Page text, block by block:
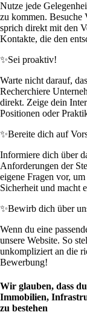
Nutze jede
zu kommen. Besuche
sprich direkt mit den
Kontakte, die den
✨Sei proaktiv!
Warte nicht darauf,
Recherchiere
direkt. Zeige dein
Positionen oder
✨Bereite dich auf
Informiere dich über
Anforderungen der
eigene Fragen vor,
Sicherheit und macht
✨Bewirb dich über
Wenn du eine
unsere Website. So
unkompliziert an die
Bewerbung!
Wir glauben, dass
Immobilien,
zu bestehen